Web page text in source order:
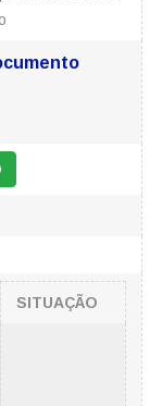
SITUAÇÃO